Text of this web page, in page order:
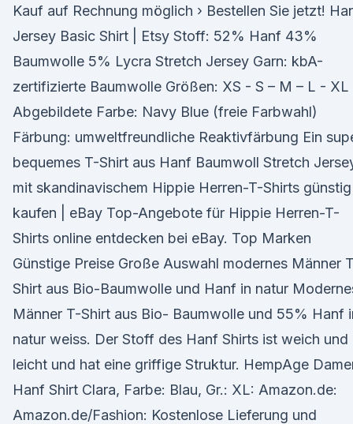
Kauf auf Rechnung möglich › Bestellen Sie jetzt!
Jersey Basic Shirt | Etsy Stoff: 52% Hanf 43%
Baumwolle 5% Lycra Stretch Jersey Garn: kbA-
zertifizierte Baumwolle Größen: XS - S – M – L - XL
Abgebildete Farbe: Navy Blue (freie Farbwahl)
Färbung: umweltfreundliche Reaktivfärbung Ein
bequemes T-Shirt aus Hanf Baumwoll Stretch
mit skandinavischem Hippie Herren-T-Shirts günstig
kaufen | eBay Top-Angebote für Hippie Herren-T-
Shirts online entdecken bei eBay. Top Marken
Günstige Preise Große Auswahl modernes Männer
Shirt aus Bio-Baumwolle und Hanf in natur
Männer T-Shirt aus Bio- Baumwolle und 55% Hanf
natur weiss. Der Stoff des Hanf Shirts ist weich und
leicht und hat eine griffige Struktur. HempAge
Hanf Shirt Clara, Farbe: Blau, Gr.: XL: Amazon.de:
Amazon.de/Fashion: Kostenlose Lieferung und